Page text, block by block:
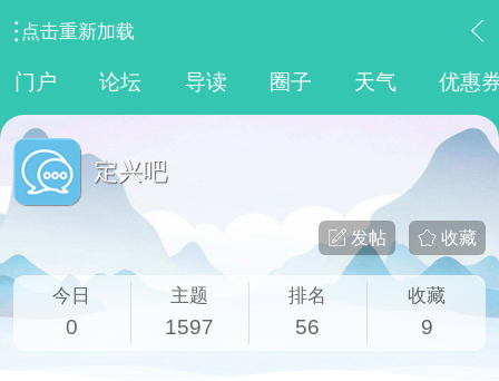
点击重新加载
门户 论坛 导读 圈子 天气 优惠
定兴吧
收藏
发帖
今日
0
主题
1597
排名
56
收藏
9